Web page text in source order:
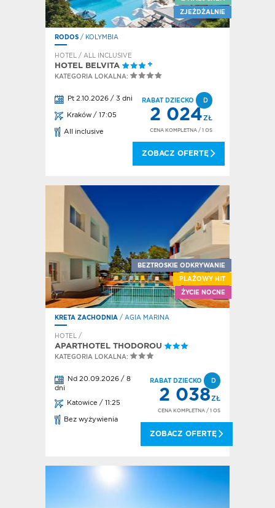
ZJEŻDŻALNIE
RODOS / KOLYMBIA
HOTEL / ALL INCLUSIVE
HOTEL BELVITA
KATEGORIA LOKALNA:
Pt 2.10.2026 / 3 dni
Kraków / 17:05
All inclusive
RABAT DZIECKO D
2 024ZŁ
CENA KOMPLETNA / 1 OS
ZOBACZ OFERTĘ
BEZTROSKIE ODKRYWANIE
PLAŻOWY HIT
ŻYCIE NOCNE
KRETA ZACHODNIA / AGIA MARINA
HOTEL /
APARTHOTEL THODOROU
KATEGORIA LOKALNA:
Nd 20.09.2026 / 8
dni
Katowice / 11:25
Bez wyżywienia
RABAT DZIECKO D
2 038ZŁ
CENA KOMPLETNA / 1 OS
ZOBACZ OFERTĘ